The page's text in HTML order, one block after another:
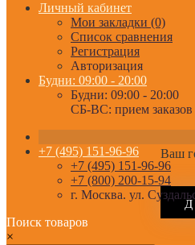
Личный кабинет
Мои закладки (0)
Список сравнения
Регистрация
Авторизация
Будни: 09:00 - 20:00
Будни: 09:00 - 20:00
СБ-ВС: прием заказов
Ваш
+7 (495) 151-96-96
+7 (495) 151-96-96
+7 (800) 200-15-94
г. Москва. ул.
Поиск товаров
×